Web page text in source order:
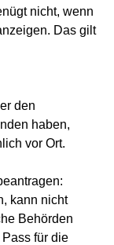
nicht, wenn
Das gilt
den
haben,
vor Ort.
kann nicht
Behörden
für die